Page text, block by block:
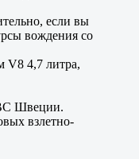
если вы
вождения со
V8 4,7 литра,
Швеции.
взлетно-